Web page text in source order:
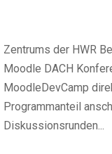
Zentrums der HWR
Moodle DACH
MoodleDevCamp
Programmanteil
Diskussionsrunden...